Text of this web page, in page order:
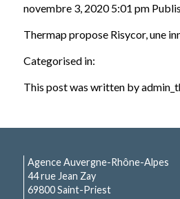
novembre 3, 2020 5:01 pm
Thermap propose Risycor, une
Categorised in:
This post was written by
Agence Auvergne-Rhône-Alpes
44 rue Jean Zay
69800 Saint-Priest